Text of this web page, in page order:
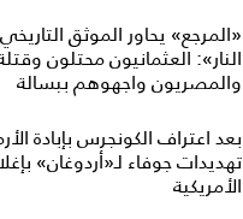
«المرجع» يحاور الموثق
النار»: العثمانيون محتلون
والمصريون واجهوهم ببسالة
بعد اعتراف الكونجرس بإبادة
تهديدات جوفاء لـ«أردوغان»
الأمريكية